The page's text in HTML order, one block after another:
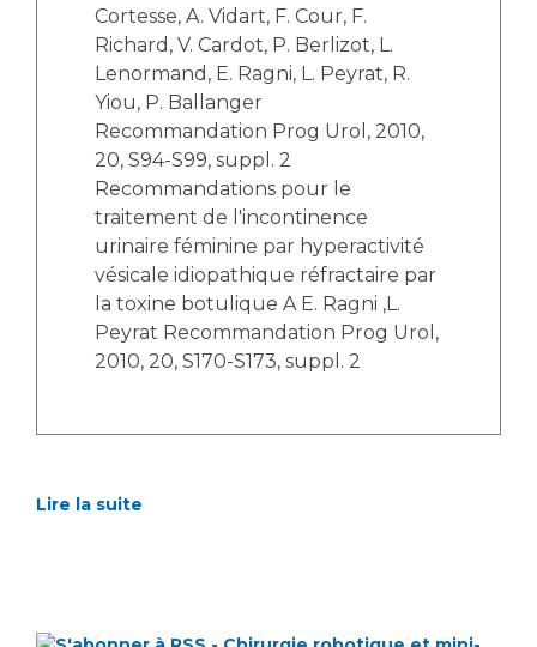
Cortesse, A. Vidart, F. Cour, F.
Richard, V. Cardot, P. Berlizot, L.
Lenormand, E. Ragni, L. Peyrat, R.
Yiou, P. Ballanger
Recommandation Prog Urol, 2010,
20, S94-S99, suppl. 2
Recommandations pour le
traitement de l'incontinence
urinaire féminine par hyperactivité
vésicale idiopathique réfractaire par
la toxine botulique A E. Ragni ,L.
Peyrat Recommandation Prog Urol,
2010, 20, S170-S173, suppl. 2
Lire la suite